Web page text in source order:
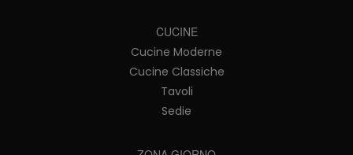
CUCINE
Cucine Moderne
Cucine Classiche
Tavoli
Sedie